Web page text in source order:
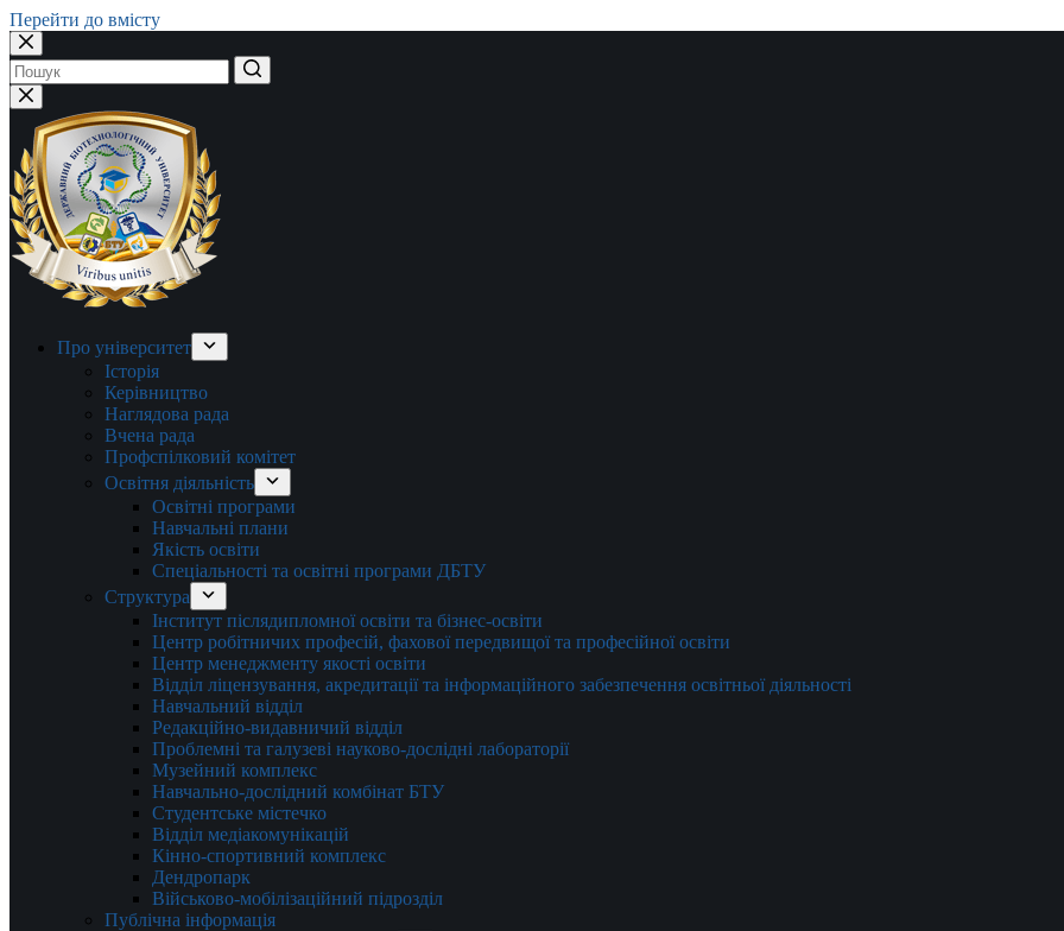
Перейти до вмісту
Немає
результатів
Про університет
Історія
Керівництво
Наглядова рада
Вчена рада
Профспілковий комітет
Освітня діяльність
Освітні програми
Навчальні плани
Якість освіти
Спеціальності та освітні програми ДБТУ
Структура
Інститут післядипломної освіти та бізнес-освіти
Центр робітничих професій, фахової передвищої та професійної освіти
Центр менеджменту якості освіти
Відділ ліцензування, акредитації та інформаційного забезпечення освітньої діяльності
Навчальний відділ
Редакційно-видавничий відділ
Проблемні та галузеві науково-дослідні лабораторії
Музейний комплекс
Навчально-дослідний комбінат БТУ
Студентське містечко
Відділ медіакомунікацій
Кінно-спортивний комплекс
Дендропарк
Військово-мобілізаційний підрозділ
Публічна інформація